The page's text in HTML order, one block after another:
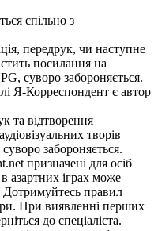
спільно з
передрук, чи наступне
посилання на
суворо забороняється.
Я-Корреспондент є автор
та відтворення
творів
забороняється.
призначені для осіб
азартних іграх може
Дотримуйтесь правил
При виявленні перших
до спеціаліста.